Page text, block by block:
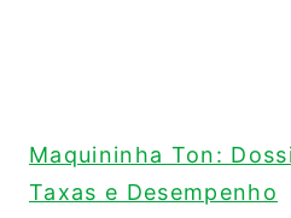
Maquininha Ton:
Taxas e Desempenho